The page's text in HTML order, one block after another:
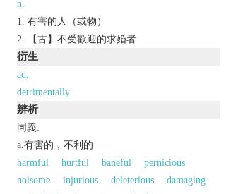
n.
有害的人（或物）
【古】不受歡迎的求婚者
衍生
ad.
detrimentally
辨析
同義:
a.有害的，不利的
harmful
hurtful baneful
pernicious
noisome
injurious deleterious
damaging